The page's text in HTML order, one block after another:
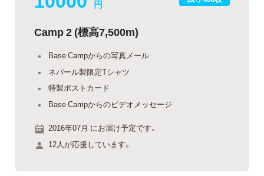
円
Camp 2 (標高7,500m)
Base Campからの写真メール
ネパール製限定Tシャツ
特製ポストカード
Base Campからのビデオメッセージ
2016年07月 にお届け予定です。
12人が応援しています。